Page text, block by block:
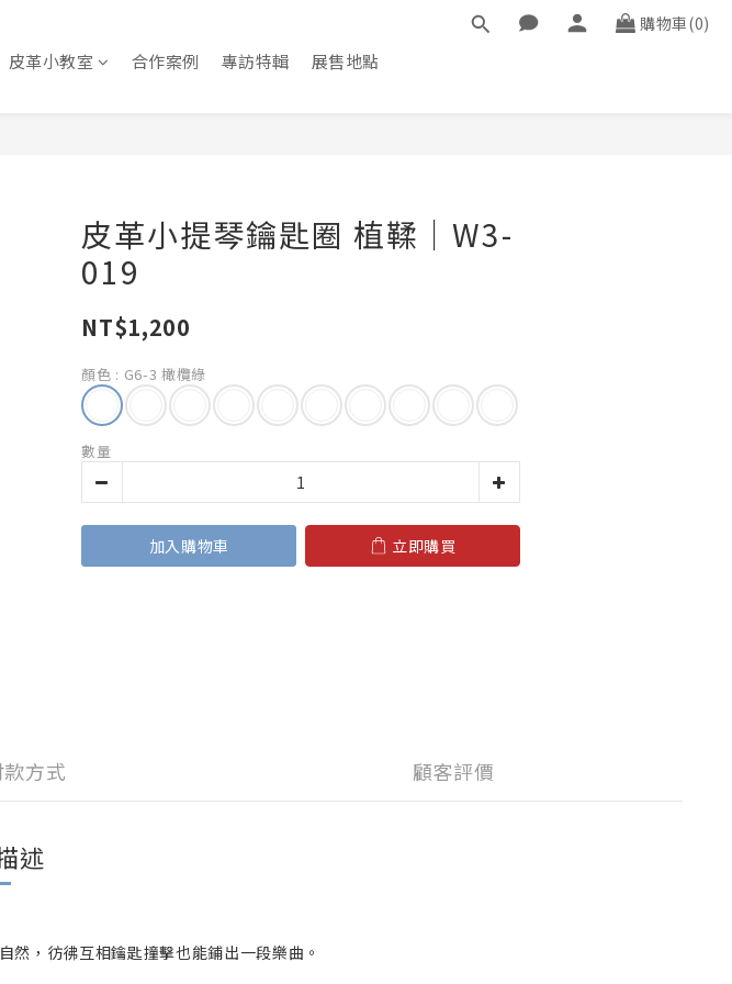
購物車(0)
皮革小教室 合作案例 專訪特輯 展售地點
皮革小提琴鑰匙圈 植鞣｜W3-
019
NT$1,200
顏色 : G6-3 橄欖綠
數量
加入購物車 立即購買
方式 顧客評價
述
，彷彿互相鑰匙撞擊也能鋪出一段樂曲。